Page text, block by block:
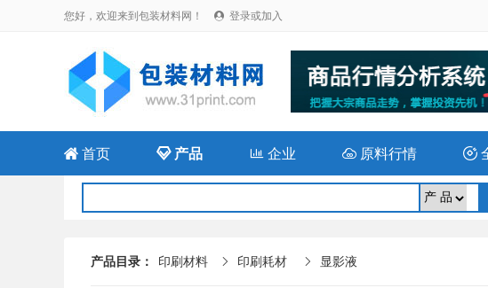
您好，欢迎来到包装材料网！  登录或加入
 首页 产品 企业 原料行情 
产品目录： 印刷材料  印刷耗材  显影液